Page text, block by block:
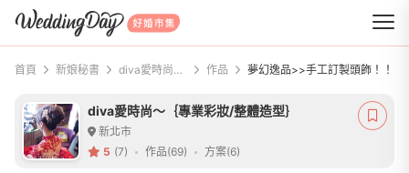
WeddingDay 好婚市集
首頁 新娘秘書 diva愛時尚～｛專業彩妝/整體造型｝ 作品 夢幻逸品>>手工訂製頭飾！！
diva愛時尚～｛專業彩妝/整體造型｝
新北市
5 (7) 作品(69) 方案(6)